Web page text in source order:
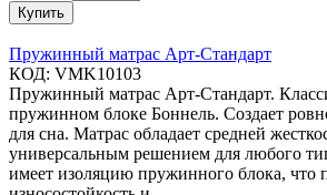
Купить
Пружинный матрас Арт-Стандарт
КОД: VMK10103
Пружинный матрас Арт-Стандарт.
пружинном блоке Боннель. Создает
для сна. Матрас обладает средней
универсальным решением для любого
имеет изоляцию пружинного блока, что